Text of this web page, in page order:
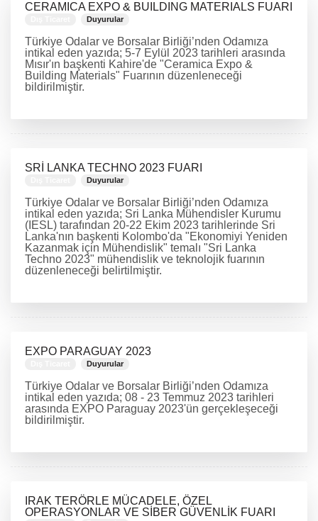
CERAMICA EXPO & BUILDING MATERIALS FUARI
Duyurular
Türkiye Odalar ve Borsalar Birliği’nden Odamıza
intikal eden yazıda; 5-7 Eylül 2023 tarihleri arasında
Mısır'ın başkenti Kahire'de "Ceramica Expo &
Building Materials" Fuarının düzenleneceği
bildirilmiştir.
SRİ LANKA TECHNO 2023 FUARI
Duyurular
Türkiye Odalar ve Borsalar Birliği’nden Odamıza
intikal eden yazıda; Sri Lanka Mühendisler Kurumu
(IESL) tarafından 20-22 Ekim 2023 tarihlerinde Sri
Lanka'nın başkenti Kolombo'da "Ekonomiyi Yeniden
Kazanmak için Mühendislik" temalı "Sri Lanka
Techno 2023" mühendislik ve teknolojik fuarının
düzenleneceği belirtilmiştir.
EXPO PARAGUAY 2023
Duyurular
Türkiye Odalar ve Borsalar Birliği’nden Odamıza
intikal eden yazıda; 08 - 23 Temmuz 2023 tarihleri
arasında EXPO Paraguay 2023'ün gerçekleşeceği
bildirilmiştir.
IRAK TERÖRLE MÜCADELE, ÖZEL
OPERASYONLAR VE SİBER GÜVENLİK FUARI